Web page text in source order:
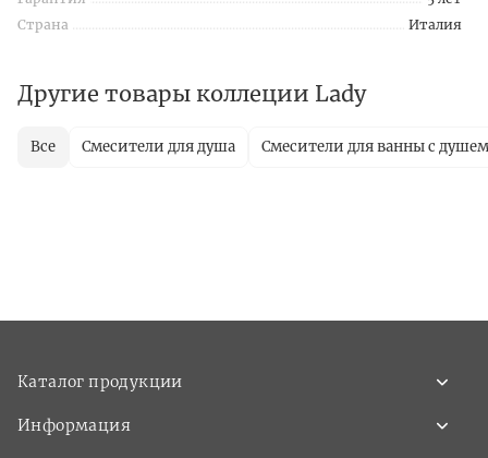
Страна
Италия
Другие товары коллеции Lady
Все Смесители для душа Смесители для ванны с душем
Каталог продукции
Информация